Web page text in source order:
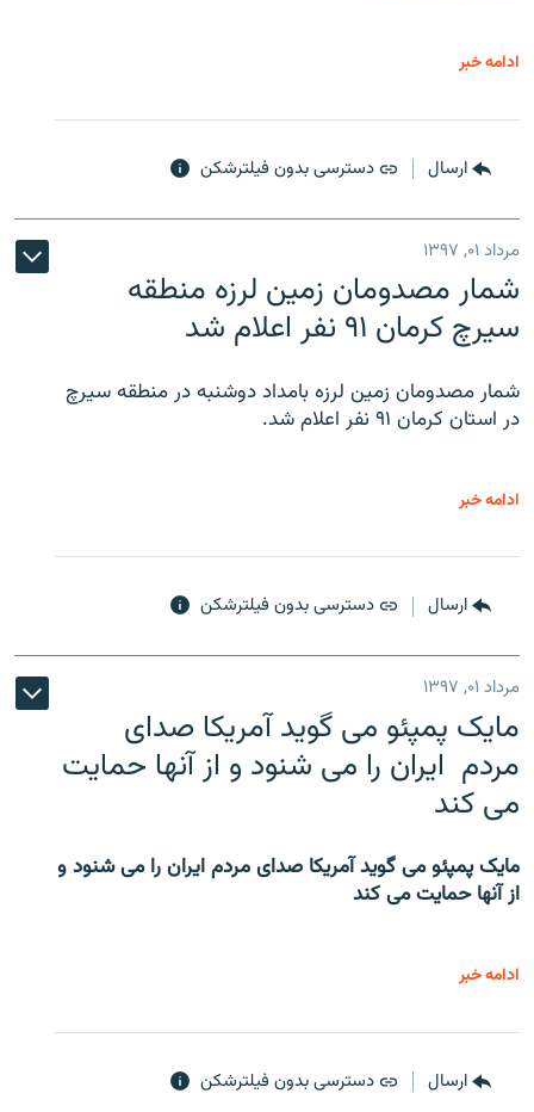
ادامه خبر
ارسال دسترسی بدون فیلترشکن
مرداد ۰۱, ۱۳۹۷
شمار مصدومان زمین لرزه منطقه
سیرچ کرمان ۹۱ نفر اعلام شد
شمار مصدومان زمین لرزه بامداد دوشنبه در منطقه سیرچ
در استان کرمان ۹۱ نفر اعلام شد.
ادامه خبر
ارسال دسترسی بدون فیلترشکن
مرداد ۰۱, ۱۳۹۷
مایک پمپئو می گوید آمریکا صدای
مردم ایران را می شنود و از آنها حمایت
می کند
مایک پمپئو می گوید آمریکا صدای مردم ایران را می شنود و
از آنها حمایت می کند
ادامه خبر
ارسال دسترسی بدون فیلترشکن